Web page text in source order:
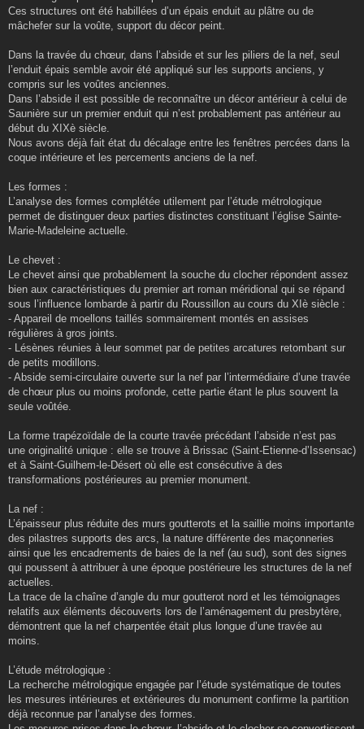
Ces structures ont été habillées d’un épais enduit au plâtre ou de
mâchefer sur la voûte, support du décor peint.
Dans la travée du chœur, dans l’abside et sur les piliers de la nef, seul
l’enduit épais semble avoir été appliqué sur les supports anciens, y
compris sur les voûtes anciennes.
Dans l’abside il est possible de reconnaître un décor antérieur à celui de
Saunière sur un premier enduit qui n’est probablement pas antérieur au
début du XIXè siècle.
Nous avons déjà fait état du décalage entre les fenêtres percées dans la
coque intérieure et les percements anciens de la nef.
Les formes :
L’analyse des formes complétée utilement par l’étude métrologique
permet de distinguer deux parties distinctes constituant l’église Sainte-
Marie-Madeleine actuelle.
Le chevet :
Le chevet ainsi que probablement la souche du clocher répondent assez
bien aux caractéristiques du premier art roman méridional qui se répand
sous l’influence lombarde à partir du Roussillon au cours du XIè siècle :
- Appareil de moellons taillés sommairement montés en assises
régulières à gros joints.
- Lésènes réunies à leur sommet par de petites arcatures retombant sur
de petits modillons.
- Abside semi-circulaire ouverte sur la nef par l’intermédiaire d’une travée
de chœur plus ou moins profonde, cette partie étant le plus souvent la
seule voûtée.
La forme trapézoïdale de la courte travée précédant l’abside n’est pas
une originalité unique : elle se trouve à Brissac (Saint-Etienne-d’Issensac)
et à Saint-Guilhem-le-Désert où elle est consécutive à des
transformations postérieures au premier monument.
La nef :
L’épaisseur plus réduite des murs goutterots et la saillie moins importante
des pilastres supports des arcs, la nature différente des maçonneries
ainsi que les encadrements de baies de la nef (au sud), sont des signes
qui poussent à attribuer à une époque postérieure les structures de la nef
actuelles.
La trace de la chaîne d’angle du mur goutterot nord et les témoignages
relatifs aux éléments découverts lors de l’aménagement du presbytère,
démontrent que la nef charpentée était plus longue d’une travée au
moins.
L’étude métrologique :
La recherche métrologique engagée par l’étude systématique de toutes
les mesures intérieures et extérieures du monument confirme la partition
déjà reconnue par l’analyse des formes.